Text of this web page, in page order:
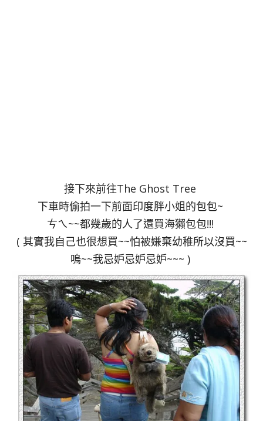
接下來前往The Ghost Tree
下車時偷拍一下前面印度胖小姐的包包~
ㄘㄟ~~都幾歲的人了還買海獺包包!!!
( 其實我自己也很想買~~怕被嫌棄幼稚所以沒買~~
嗚~~我忌妒忌妒忌妒~~~ )